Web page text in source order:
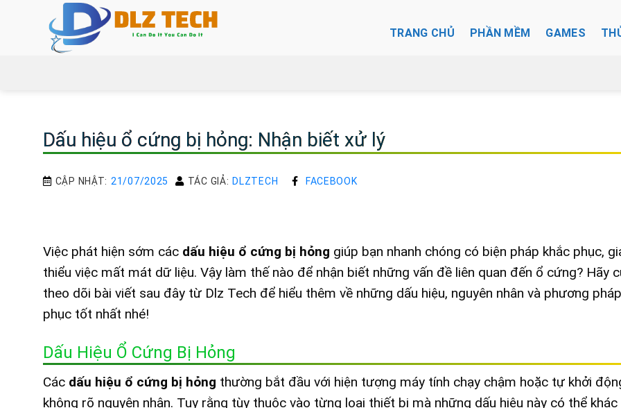
TRANG CHỦ PHẦN MỀM GAMES
Dấu hiệu ổ cứng bị hỏng: Nhận biết xử lý
CẬP NHẬT: 21/07/2025 TÁC GIẢ: DLZTECH FACEBOOK
Việc phát hiện sớm các dấu hiệu ổ cứng bị hỏng giúp bạn nhanh chóng có biện pháp khắc phục,
thiểu việc mất mát dữ liệu. Vậy làm thế nào để nhận biết những vấn đề liên quan đến ổ cứng? Hãy
theo dõi bài viết sau đây từ Dlz Tech để hiểu thêm về những dấu hiệu, nguyên nhân và phương
phục tốt nhất nhé!
Dấu Hiệu Ổ Cứng Bị Hỏng
Các dấu hiệu ổ cứng bị hỏng thường bắt đầu với hiện tượng máy tính chạy chậm hoặc tự khởi
không rõ nguyên nhân. Tuy rằng tùy thuộc vào từng loại thiết bị mà những dấu hiệu này có thể khác